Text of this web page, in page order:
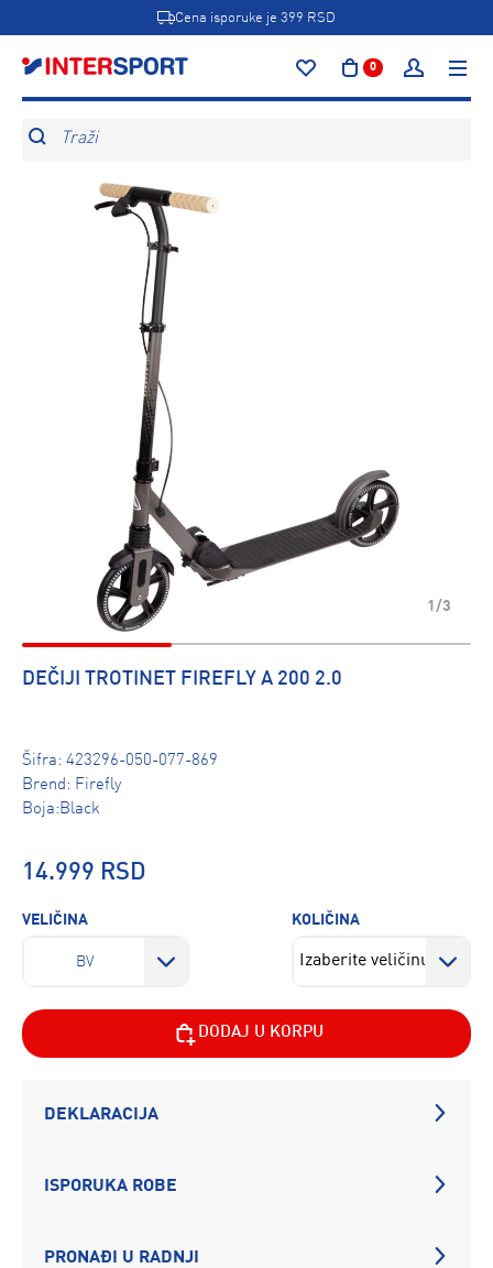
Cena isporuke je 399 RSD
0
Traži
1/3
DEČIJI TROTINET FIREFLY A 200 2.0
Šifra: 423296-050-077-869
Brend: Firefly
Boja:Black
14.999 RSD
VELIČINA
BV
KOLIČINA
DODAJ U KORPU
DEKLARACIJA
ISPORUKA ROBE
PRONAĐI U RADNJI